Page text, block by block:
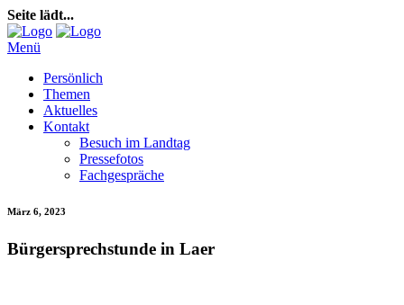
Seite lädt...
Menü
Persönlich
Themen
Aktuelles
Kontakt
Besuch im Landtag
Pressefotos
Fachgespräche
März 6, 2023
Bürgersprechstunde in Laer